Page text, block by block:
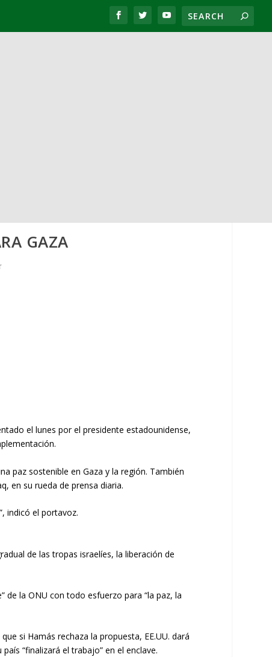
GAZA
el lunes por el presidente estadounidense,
paz sostenible en Gaza y la región. También
en su rueda de prensa diaria.
indicó el portavoz.
de las tropas israelíes, la liberación de
de la ONU con todo esfuerzo para “la paz, la
si Hamás rechaza la propuesta, EE.UU. dará
“finalizará el trabajo” en el enclave.